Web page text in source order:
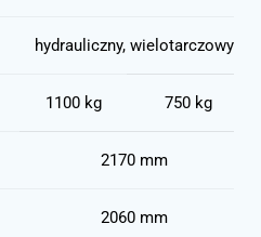
hydrauliczny, wielotarczowy
1100 kg 750 kg
2170 mm
2060 mm